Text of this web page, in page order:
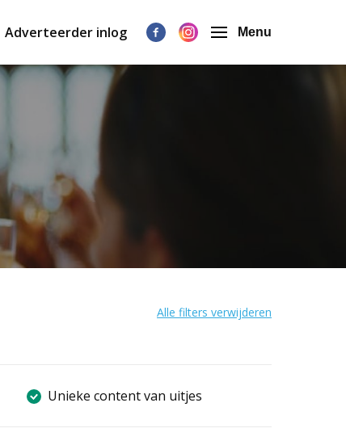
Adverteerder inlog Menu
Alle filters verwijderen
Unieke content van uitjes